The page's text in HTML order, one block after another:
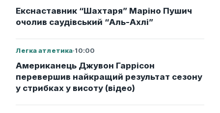
Екснаставник “Шахтаря” Маріно Пушич
очолив саудівський “Аль-Ахлі”
Легка атлетика·10:00
Американець Джувон Гаррісон
перевершив найкращий результат сезону
у стрибках у висоту (відео)